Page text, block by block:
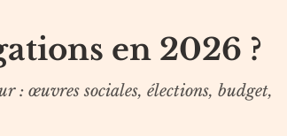
en 2026 ?
: œuvres sociales, élections, budget,